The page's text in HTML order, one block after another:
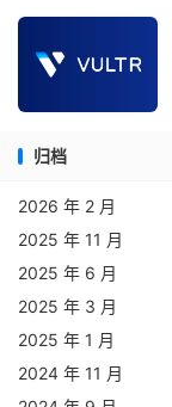
归档
2026 年 2 月
2025 年 11 月
2025 年 6 月
2025 年 3 月
2025 年 1 月
2024 年 11 月